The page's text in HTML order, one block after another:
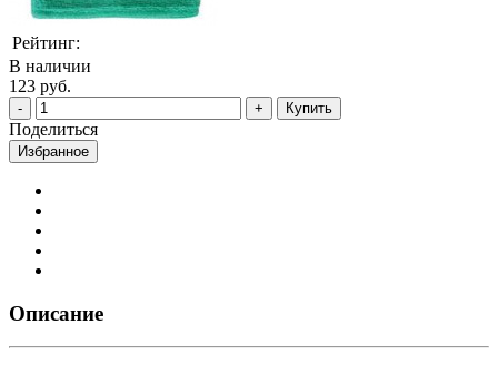
Рейтинг:
В наличии
123 руб.
Купить
Поделиться
Избранное
Описание